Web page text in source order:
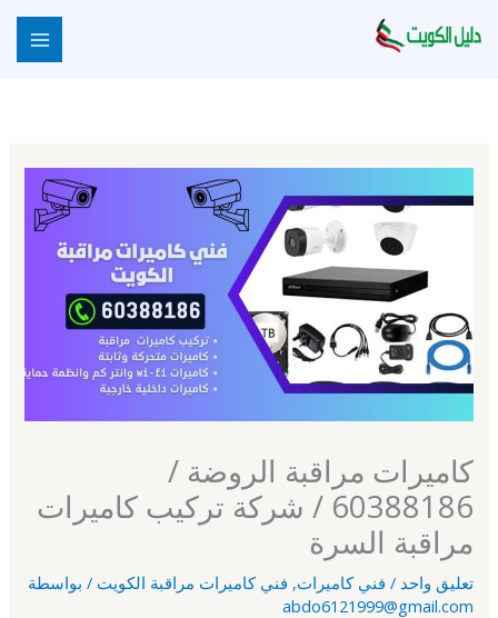
إلى
كاميرات مراقبة الروضة /
60388186 / شركة تركيب كاميرات
مراقبة السرة
تعليق واحد / فني كاميرات, فني كاميرات مراقبة الكويت / بواسطة
abdo6121999@gmail.com